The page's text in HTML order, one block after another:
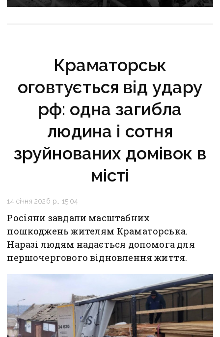
багатоповерхівки в Краматорську
Краматорськ
оговтується від удару
рф: одна загибла
людина і сотня
зруйнованих домівок в
місті
14 січня 2026 р., 15:04
Росіяни завдали масштабних
пошкоджень жителям Краматорська.
Наразі людям надається допомога для
першочергового відновлення життя.